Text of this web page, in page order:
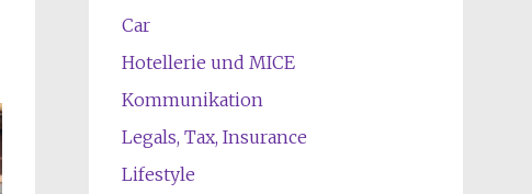
Car
Hotellerie und MICE
Kommunikation
Legals, Tax, Insurance
Lifestyle